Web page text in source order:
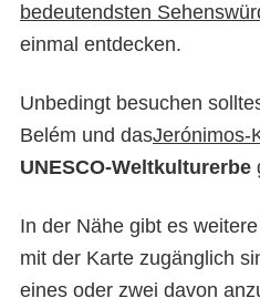
bedeutendsten
einmal entdecken.
Unbedingt besuchen
Belém und dasJerónimos-
UNESCO-Weltkulturerbe
In der Nähe gibt es
mit der Karte zugänglich
eines oder zwei davon